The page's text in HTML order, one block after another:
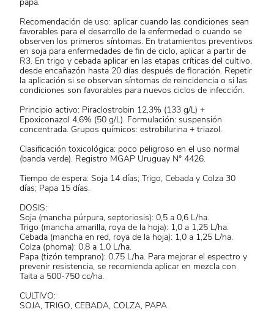
Recomendación de uso: aplicar cuando las condiciones sean
favorables para el desarrollo de la enfermedad o cuando se
observen los primeros síntomas. En tratamientos preventivos
en soja para enfermedades de fin de ciclo, aplicar a partir de
R3. En trigo y cebada aplicar en las etapas críticas del cultivo,
desde encañazón hasta 20 días después de floración. Repetir
la aplicación si se observan síntomas de reincidencia o si las
condiciones son favorables para nuevos ciclos de infección.
Principio activo: Piraclostrobin 12,3% (133 g/L) +
Epoxiconazol 4,6% (50 g/L). Formulación: suspensión
concentrada. Grupos químicos: estrobilurina + triazol.
Clasificación toxicológica: poco peligroso en el uso normal
(banda verde). Registro MGAP Uruguay N° 4426.
Tiempo de espera: Soja 14 días; Trigo, Cebada y Colza 30
días; Papa 15 días.
DOSIS:
Soja (mancha púrpura, septoriosis): 0,5 a 0,6 L/ha.
Trigo (mancha amarilla, roya de la hoja): 1,0 a 1,25 L/ha.
Cebada (mancha en red, roya de la hoja): 1,0 a 1,25 L/ha.
Colza (phoma): 0,8 a 1,0 L/ha.
Papa (tizón temprano): 0,75 L/ha. Para mejorar el espectro y
prevenir resistencia, se recomienda aplicar en mezcla con
Taita a 500-750 cc/ha.
CULTIVO:
SOJA, TRIGO, CEBADA, COLZA, PAPA